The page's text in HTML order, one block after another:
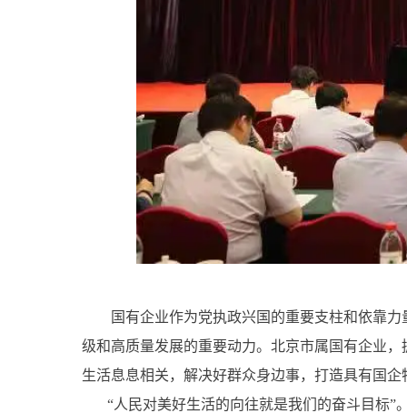
国有企业作为党执政兴国的重要支柱和依靠力
级和高质量发展的重要动力。北京市属国有企业
生活息息相关，解决好群众身边事，打造具有国
“人民对美好生活的向往就是我们的奋斗目标”